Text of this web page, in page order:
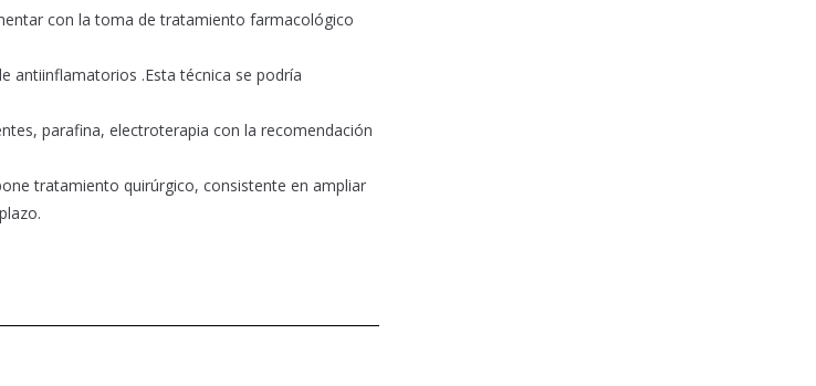
con la toma de tratamiento farmacológico
antiinflamatorios .Esta técnica se podría
parafina, electroterapia con la recomendación
tratamiento quirúrgico, consistente en ampliar